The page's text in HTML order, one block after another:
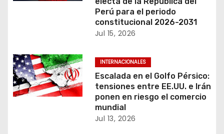
n
e
n
Perú para el periodo
constitucional 2026-2031
Jul 15, 2026
INTERNACIONALES
Escalada en el Golfo Pérsico:
tensiones entre EE.UU. e Irán
ponen en riesgo el comercio
mundial
Jul 13, 2026